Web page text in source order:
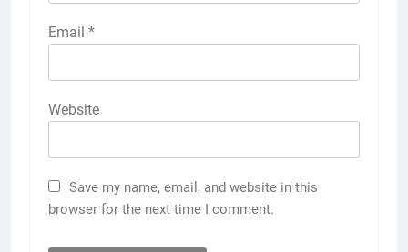
Email *
Website
Save my name, email, and website in this
browser for the next time I comment.